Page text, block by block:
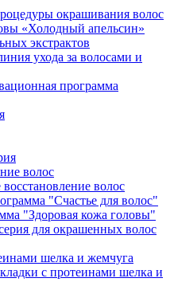
окрашивания волос
«Холодный апельсин»
экстрактов
ухода за волосами и
программа
волос
волос
"Счастье для волос"
"Здоровая кожа головы"
для окрашенных волос
шелка и жемчуга
с протеинами шелка и